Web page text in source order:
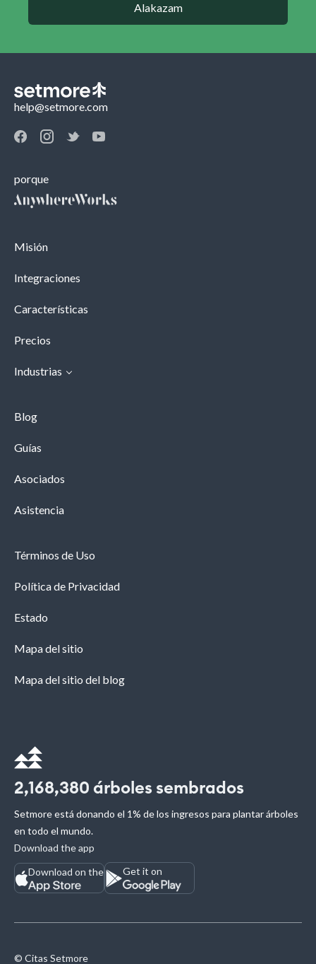
Alakazam
help@setmore.com
porque
Misión
Integraciones
Características
Precios
Industrias
Blog
Guías
Asociados
Asistencia
Términos de Uso
Política de Privacidad
Estado
Mapa del sitio
Mapa del sitio del blog
2,168,380 árboles sembrados
Setmore está donando el 1% de los ingresos para plantar árboles
en todo el mundo.
Download the app
Download on the
Get it on
© Citas Setmore